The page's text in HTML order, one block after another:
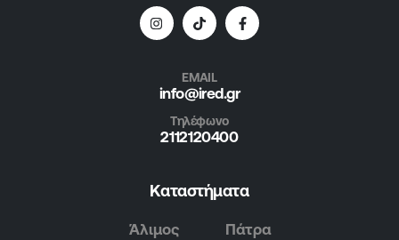
EMAIL
info@ired.gr
Τηλέφωνο
2112120400
Καταστήματα
Άλιμος
Πάτρα